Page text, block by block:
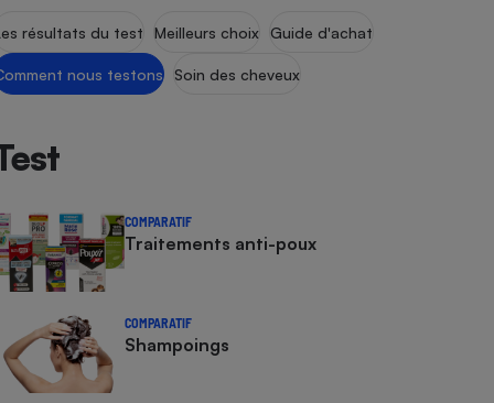
résultats du test Meilleurs choix Guide d'achat
nous testons Soin des cheveux
COMPARATIF
Traitements anti-poux
COMPARATIF
Shampoings